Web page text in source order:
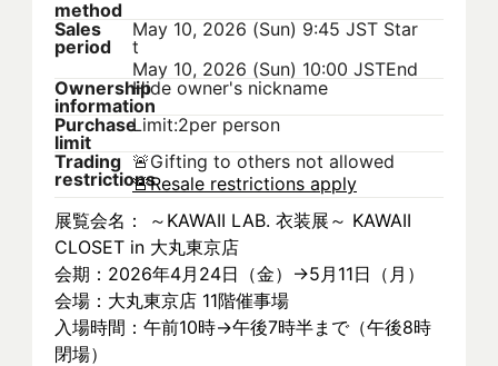
method
Sales
period
May 10, 2026 (Sun) 9:45 JST Star
t
May 10, 2026 (Sun) 10:00 JSTEnd
Ownership
information
Hide owner's nickname
Purchase
limit
Limit:2per person
Trading
restrictions
🚨Gifting to others not allowed
🚨Resale restrictions apply
展覧会名： ～KAWAII LAB. 衣装展～ KAWAII
CLOSET in 大丸東京店
会期：2026年4月24日（金）→5月11日（月）
会場：大丸東京店 11階催事場
入場時間：午前10時→午後7時半まで（午後8時
閉場）